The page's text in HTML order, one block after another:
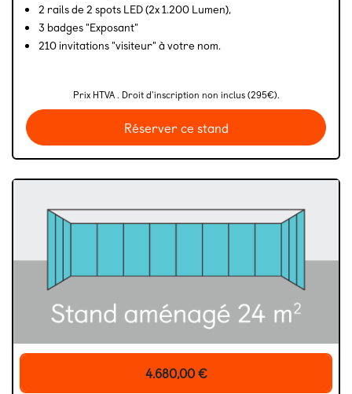
2 rails de 2 spots LED (2x 1.200 Lumen),
3 badges "Exposant"
210 invitations "visiteur" à votre nom.
Prix HTVA . Droit d'inscription non inclus (295€).
Réserver ce stand
4.680,00€